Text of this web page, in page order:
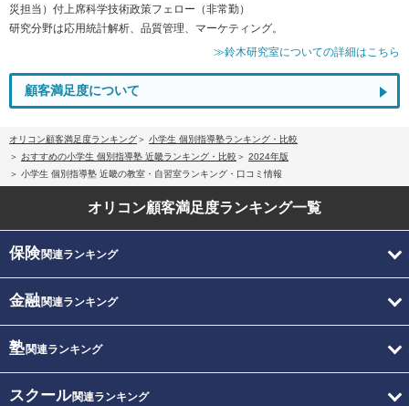
災担当）付上席科学技術政策フェロー（非常勤）
研究分野は応用統計解析、品質管理、マーケティング。
≫鈴木研究室についての詳細はこちら
顧客満足度について
オリコン顧客満足度ランキング
小学生 個別指導塾ランキング・比較
おすすめの小学生 個別指導塾 近畿ランキング・比較
2024年版
小学生 個別指導塾 近畿の教室・自習室ランキング・口コミ情報
オリコン顧客満足度ランキング一覧
保険関連ランキング
金融関連ランキング
塾関連ランキング
スクール関連ランキング